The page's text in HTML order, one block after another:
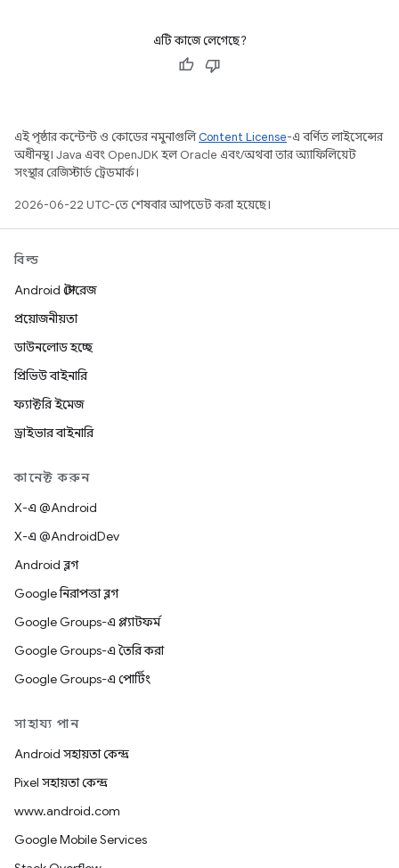
এটি কাজে লেগেছে?
এই পৃষ্ঠার কন্টেন্ট ও কোডের নমুনাগুলিContent License-এ বর্ণিত লাইসেন্সের
অধীনস্থ। Java এবং OpenJDK হল Oracle এবং/অথবা তার অ্যাফিলিয়েট
সংস্থার রেজিস্টার্ড ট্রেডমার্ক।
2026-06-22 UTC-তে শেষবার আপডেট করা হয়েছে।
বিল্ড
Android স্টোরেজ
প্রয়োজনীয়তা
ডাউনলোড হচ্ছে
প্রিভিউ বাইনারি
ফ্যাক্টরি ইমেজ
ড্রাইভার বাইনারি
কানেক্ট করুন
X-এ @Android
X-এ @AndroidDev
Android ব্লগ
Google নিরাপত্তা ব্লগ
Google Groups-এ প্ল্যাটফর্ম
Google Groups-এ তৈরি করা
Google Groups-এ পোর্টিং
সাহায্য পান
Android সহায়তা কেন্দ্র
Pixel সহায়তা কেন্দ্র
www.android.com
Google Mobile Services